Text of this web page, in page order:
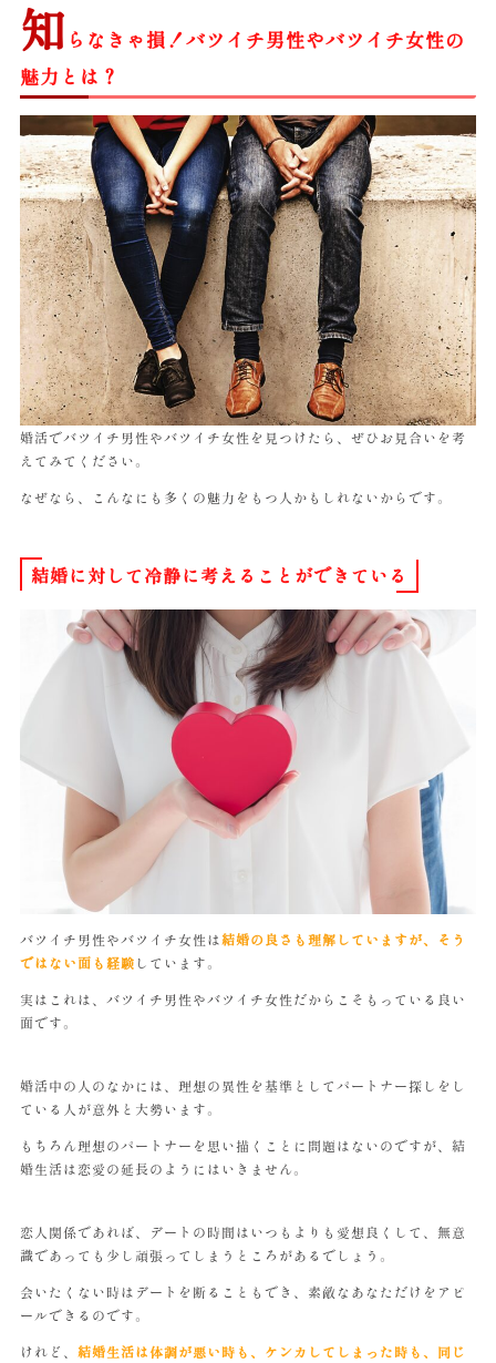
知 らなきゃ損！バツイチ男性やバツイチ女性の
魅力とは？
婚活でバツイチ男性やバツイチ女性を見つけたら、ぜひお見合いを考
えてみてください。
なぜなら、こんなにも多くの魅力をもつ人かもしれないからです。
結婚に対して冷静に考えることができている
バツイチ男性やバツイチ女性は結婚の良さも理解していますが、そう
ではない面も経験 しています。
実はこれは、バツイチ男性やバツイチ女性だからこそもっている良い
面です。
婚活中の人のなかには、理想の異性を基準としてパートナー探しをし
ている人が意外と大勢います。
もちろん理想のパートナーを思い描くことに問題はないのですが、結
婚生活は恋愛の延長のようにはいきません。
恋人関係であれば、デートの時間はいつもよりも愛想良くして、無意
識であっても少し頑張ってしまうところがあるでしょう。
会いたくない時はデートを断ることもでき、素敵なあなただけをアピ
ールできるのです。
けれど、 結婚生活は体調が悪い時も、ケンカしてしまった時も、同じ